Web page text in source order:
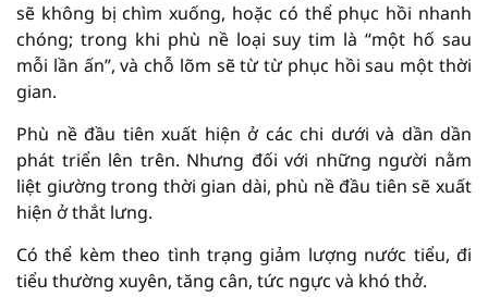
sẽ không bị chìm xuống, hoặc có thể phục hồi nhanh
chóng; trong khi phù nề loại suy tim là “một hố sau
mỗi lần ấn”, và chỗ lõm sẽ từ từ phục hồi sau một thời
gian.
Phù nề đầu tiên xuất hiện ở các chi dưới và dần dần
phát triển lên trên. Nhưng đối với những người nằm
liệt giường trong thời gian dài, phù nề đầu tiên sẽ xuất
hiện ở thắt lưng.
Có thể kèm theo tình trạng giảm lượng nước tiểu, đi
tiểu thường xuyên, tăng cân, tức ngực và khó thở.